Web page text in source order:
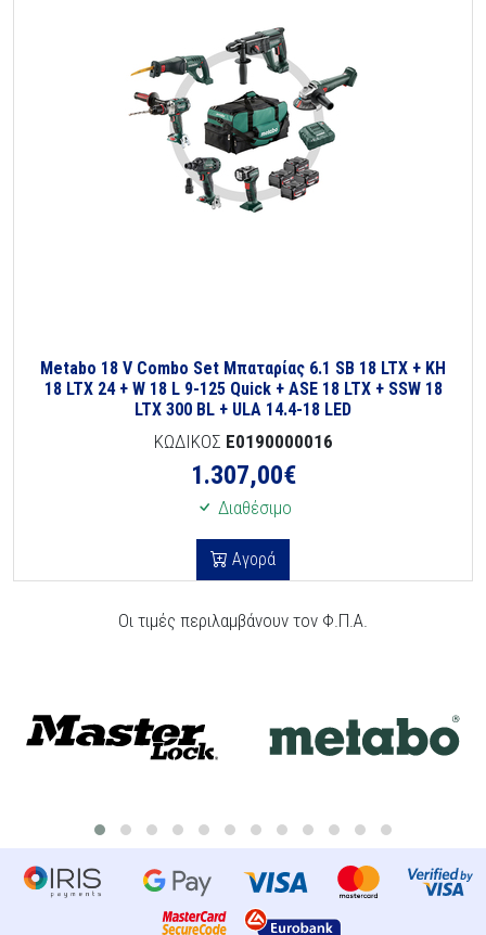
Metabo 18 V Combo Set Μπαταρίας 6.1 SB 18 LTX + KH
18 LTX 24 + W 18 L 9-125 Quick + ASE 18 LTX + SSW 18
LTX 300 BL + ULA 14.4-18 LED
ΚΩΔΙΚΟΣ E0190000016
1.307,00€
Διαθέσιμο
Αγορά
Οι τιμές περιλαμβάνουν τον Φ.Π.Α.